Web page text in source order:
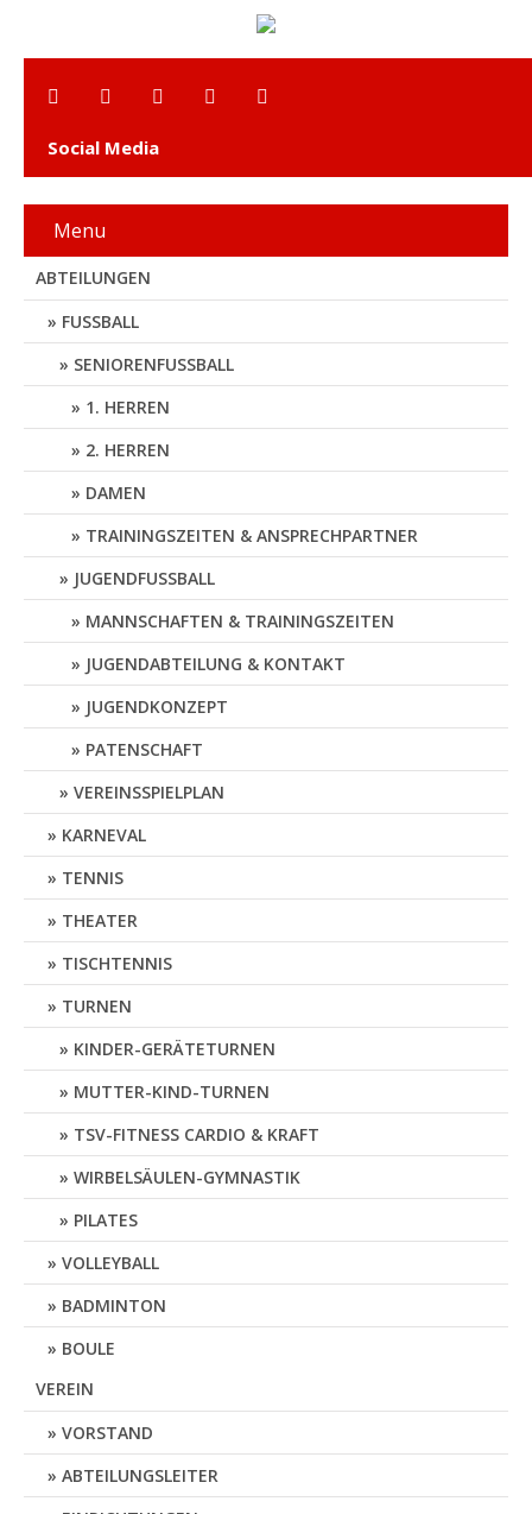
Social Media
Menu
ABTEILUNGEN
FUSSBALL
SENIORENFUSSBALL
1. HERREN
2. HERREN
DAMEN
TRAININGSZEITEN & ANSPRECHPARTNER
JUGENDFUSSBALL
MANNSCHAFTEN & TRAININGSZEITEN
JUGENDABTEILUNG & KONTAKT
JUGENDKONZEPT
PATENSCHAFT
VEREINSSPIELPLAN
KARNEVAL
TENNIS
THEATER
TISCHTENNIS
TURNEN
KINDER-GERÄTETURNEN
MUTTER-KIND-TURNEN
TSV-FITNESS CARDIO & KRAFT
WIRBELSÄULEN-GYMNASTIK
PILATES
VOLLEYBALL
BADMINTON
BOULE
VEREIN
VORSTAND
ABTEILUNGSLEITER